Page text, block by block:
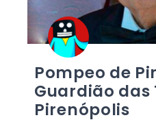
Pompeo de
Guardião das
Pirenópolis